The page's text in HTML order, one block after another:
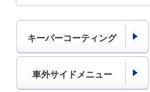
キーパーコーティング
車外サイドメニュー